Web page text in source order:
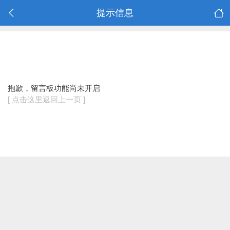
提示信息
抱歉，留言板功能尚未开启
[ 点击这里返回上一页 ]